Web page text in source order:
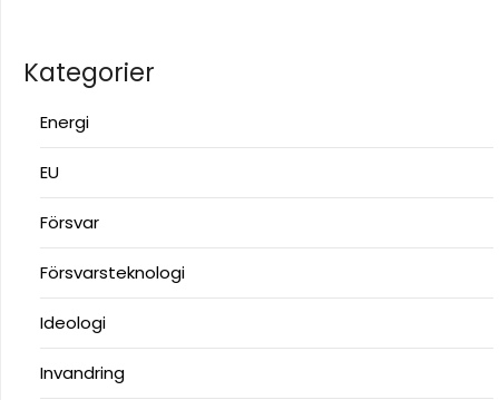
Kategorier
Energi
EU
Försvar
Försvarsteknologi
Ideologi
Invandring